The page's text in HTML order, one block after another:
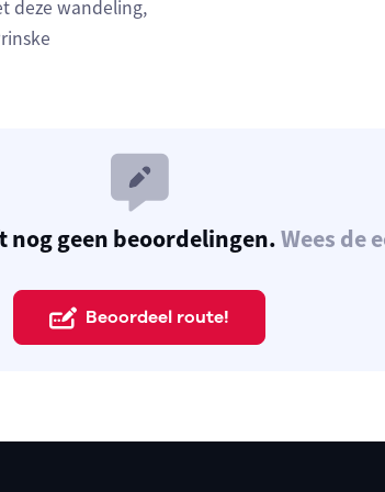
deze wandeling,
nog geen beoordelingen.Wees de
Beoordeel route!